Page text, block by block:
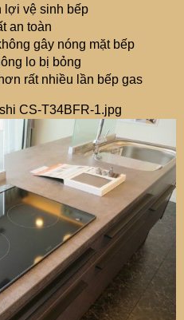
lợi vệ sinh bếp
an toàn
gây nóng mặt bếp
lo bị bỏng
rất nhiều lần bếp gas